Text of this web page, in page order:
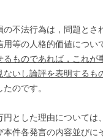
の不法行為は，問題とさ
等の人格的価値につい
ものであれば，これが
いし論評を表明するも
たのです。
とした理由については、
本件各発言の内容並びに